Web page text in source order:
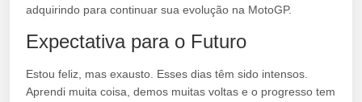
adquirindo para continuar sua evolução na MotoGP.
Expectativa para o Futuro
Estou feliz, mas exausto. Esses dias têm sido intensos.
Aprendi muita coisa, demos muitas voltas e o progresso tem